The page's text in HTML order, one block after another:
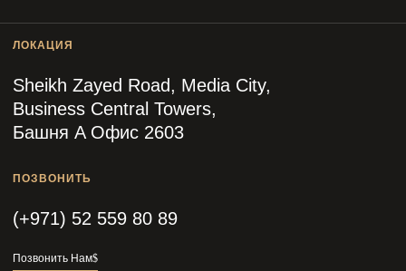
ЛОКАЦИЯ
Sheikh Zayed Road, Media City,
Business Central Towers,
Башня A Офис 2603
ПОЗВОНИТЬ
(+971) 52 559 80 89
Позвонить Нам